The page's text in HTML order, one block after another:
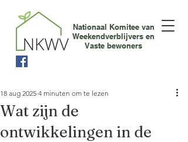
Nationaal Komitee van
Weekendverblijvers en
Vaste bewoners
Wat zijn de
ontwikkelingen in de
18 aug 2025 4 minuten om te lezen